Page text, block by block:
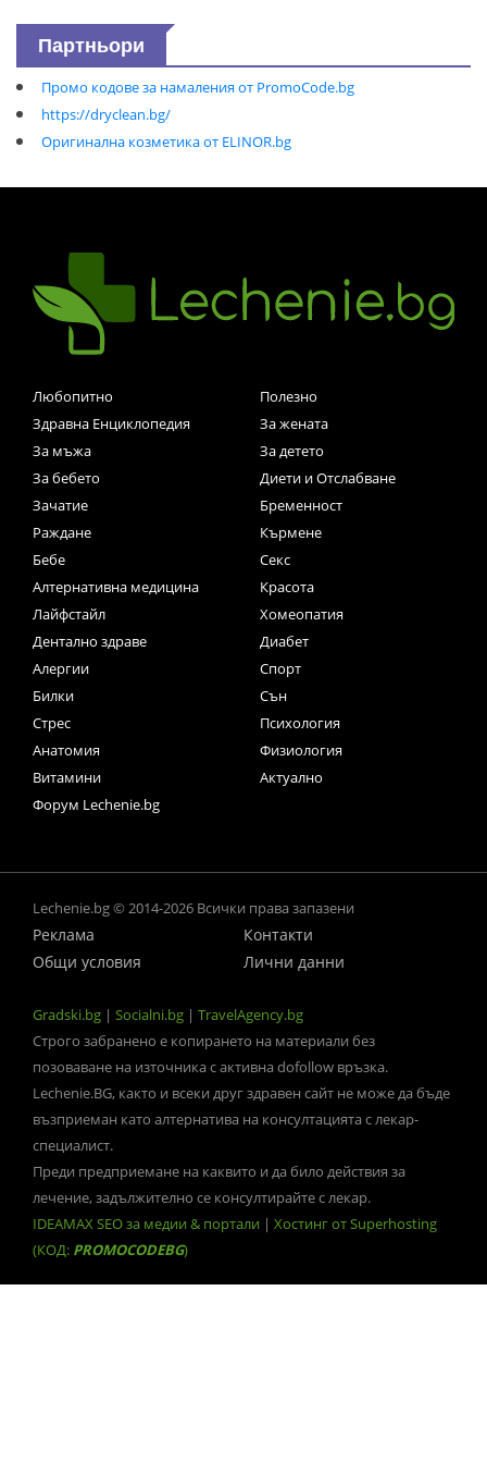
Партньори
Промо кодове за намаления от PromoCode.bg
https://dryclean.bg/
Оригинална козметика от ELINOR.bg
Любопитно
Полезно
Здравна Енциклопедия
За жената
За мъжа
За детето
За бебето
Диети и Отслабване
Зачатие
Бременност
Раждане
Кърмене
Бебе
Секс
Алтернативна медицина
Красота
Лайфстайл
Хомеопатия
Дентално здраве
Диабет
Алергии
Спорт
Билки
Сън
Стрес
Психология
Анатомия
Физиология
Витамини
Актуално
Форум Lechenie.bg
Lechenie.bg © 2014-2026 Всички права запазени
Реклама
Контакти
Общи условия
Лични данни
Gradski.bg | Socialni.bg | TravelAgency.bg
Строго забранено е копирането на материали без
позоваване на източника с активна dofollow връзка.
Lechenie.BG, както и всеки друг здравен сайт не може да бъде
възприеман като алтернатива на консултацията с лекар-
специалист.
Преди предприемане на каквито и да било действия за
лечение, задължително се консултирайте с лекар.
IDEAMAX SEO за медии & портали | Хостинг от Superhosting
(КОД: PROMOCODEBG)